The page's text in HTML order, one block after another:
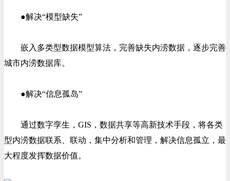
●解决“模型缺失”
嵌入多类型数据模型算法，完善缺失内涝数据，逐步完善
城市内涝数据库。
●解决“信息孤岛”
通过数字孪生，GIS，数据共享等高新技术手段，将各类
型内涝数据联系、联动，集中分析和管理，解决信息孤立，最
大程度发挥数据价值。